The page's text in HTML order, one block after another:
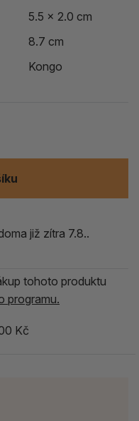
5.5 x 2.0 cm
8.7 cm
Kongo
již zítra 7.8..
tohoto produktu
programu.
Kč